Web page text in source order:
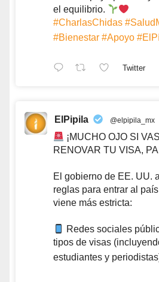
el equilibrio.
#CharlasChidas
#Bienestar #Apoyo
Twitter
ElPipila @elpipila_mx
¡MUCHO OJO SI
RENOVAR TU VISA,
El gobierno de EE. UU.
reglas para entrar al
viene más estricta:
Redes sociales
tipos de visas
estudiantes y